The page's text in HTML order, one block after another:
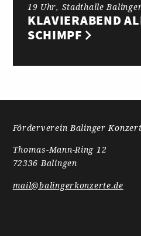
19 Uhr, Stadthalle
KLAVIERABEND
SCHIMPF
Förderverein Balinger
Thomas-Mann-Ring 12
72336 Balingen
mail@balingerkonzerte.de